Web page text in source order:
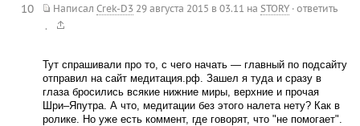
Написал Crek-D3 29 августа 2015 в 03.11 на STORY · ответить
.
10
Тут спрашивали про то, с чего начать — главный по подсайту
отправил на сайт медитация.рф. Зашел я туда и сразу в
глаза бросились всякие нижние миры, верхние и прочая
Шри–Япутра. А что, медитации без этого налета нету? Как в
ролике. Но уже есть коммент, где говорят, что "не помогает".